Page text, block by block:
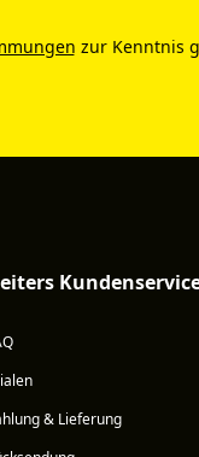
zur Kenntnis
& Lieferung